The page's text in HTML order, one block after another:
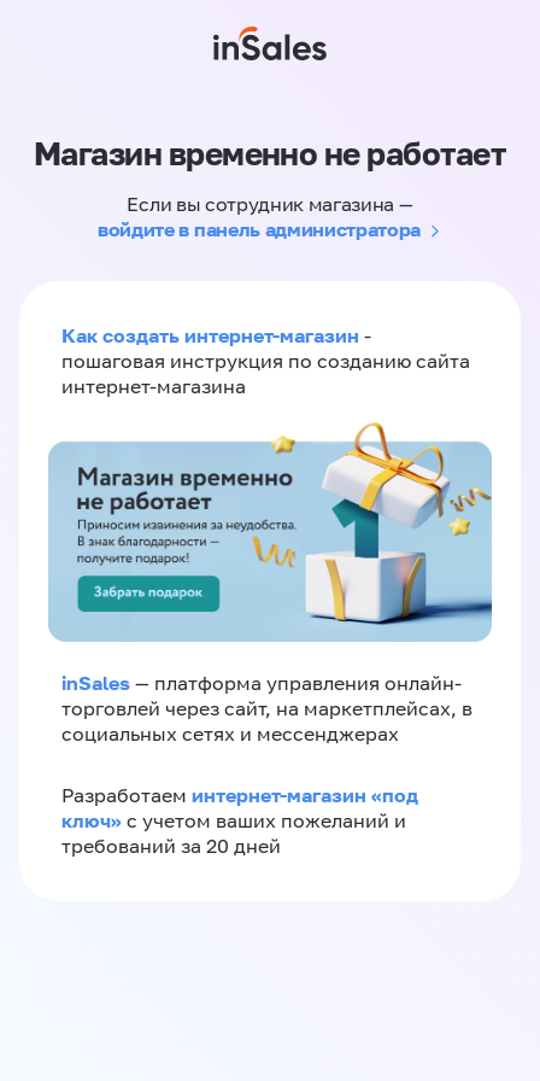
Магазин временно не работает
Если вы сотрудник магазина —
войдите в панель администратора
Как создать интернет-магазин -
пошаговая инструкция по созданию сайта
интернет-магазина
inSales — платформа управления онлайн-
торговлей через сайт, на маркетплейсах, в
социальных сетях и мессенджерах
Разработаем интернет-магазин «‎под
ключ»‎ с учетом ваших пожеланий и
требований за 20 дней